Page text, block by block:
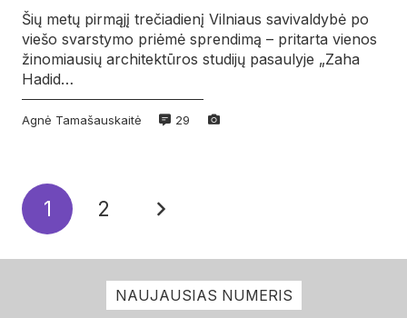
Šių metų pirmąjį trečiadienį Vilniaus savivaldybė po
viešo svarstymo priėmė sprendimą – pritarta vienos
žinomiausių architektūros studijų pasaulyje „Zaha
Hadid…
Agnė Tamašauskaitė 29
1 2
NAUJAUSIAS NUMERIS